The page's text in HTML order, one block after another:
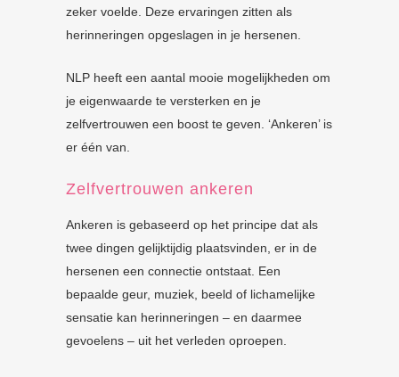
zeker voelde. Deze ervaringen zitten als
herinneringen opgeslagen in je hersenen.
NLP heeft een aantal mooie mogelijkheden om
je eigenwaarde te versterken en je
zelfvertrouwen een boost te geven. ‘Ankeren’ is
er één van.
Zelfvertrouwen ankeren
Ankeren is gebaseerd op het principe dat als
twee dingen gelijktijdig plaatsvinden, er in de
hersenen een connectie ontstaat. Een
bepaalde geur, muziek, beeld of lichamelijke
sensatie kan herinneringen – en daarmee
gevoelens – uit het verleden oproepen.